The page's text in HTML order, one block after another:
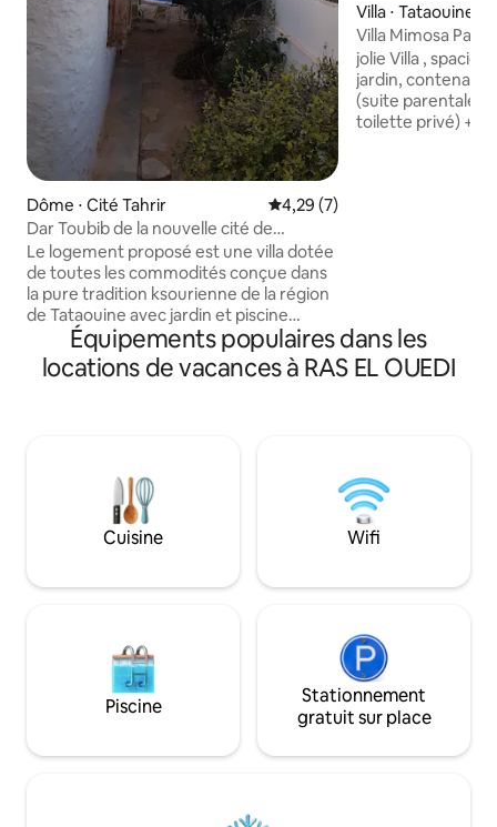
Dôme ⋅ Cité Tahrir Évaluation moyenne sur la
4,29 (7)
Dar Toubib de la nouvelle cité de
Tataouine
Le logement proposé est une villa dotée
de toutes les commodités conçue dans
la pure tradition ksourienne de la région
de Tataouine avec jardin et piscine
privative dans un quartier très calme de
la nouvelle cité de Tataouine, avec
garage privé, cuisine, deux salles de bain,
nombreuses et offrent sur une belle vue
surles montagne avoisinantes
Villa ⋅ Tataouine
Villa Mimosa
jolie Villa ,
jardin, contenant
(suite parentale
toilette privé) +
jour)
Équipements populaires dans les
locations de vacances à RAS EL OUEDI
Cuisine Wifi
Piscine
Stationnement
gratuit sur place